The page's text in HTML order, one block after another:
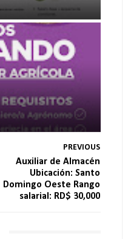
PREVIOUS
Auxiliar de Almacén
Ubicación: Santo
Domingo Oeste Rango
salarial: RD$ 30,000